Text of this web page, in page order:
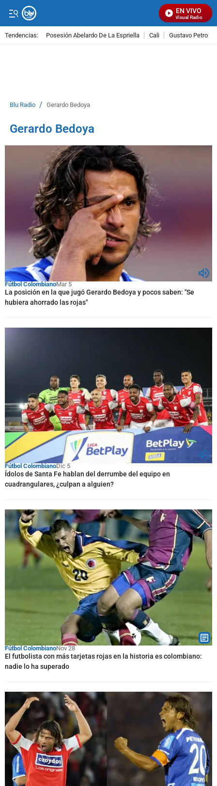
EN VIVO
Señal Visual Radio
Tendencias: Posesión Abelardo De La Espriella Cali Gustavo Petro
Blu Radio / Gerardo Bedoya
Gerardo Bedoya
Fútbol ColombianoMar 5
La posición en la que jugó Gerardo Bedoya y pocos saben: "Se
hubiera ahorrado las rojas"
Fútbol ColombianoDic 5
Ídolos de Santa Fe hablan del derrumbe del equipo en
cuadrangulares, ¿culpan a alguien?
Fútbol ColombianoNov 28
El futbolista con más tarjetas rojas en la historia es colombiano:
nadie lo ha superado